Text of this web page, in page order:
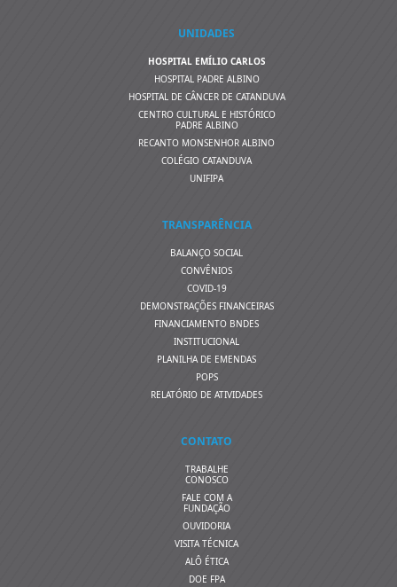
UNIDADES
HOSPITAL EMÍLIO CARLOS
HOSPITAL PADRE ALBINO
HOSPITAL DE CÂNCER DE CATANDUVA
CENTRO CULTURAL E HISTÓRICO
PADRE ALBINO
RECANTO MONSENHOR ALBINO
COLÉGIO CATANDUVA
UNIFIPA
TRANSPARÊNCIA
BALANÇO SOCIAL
CONVÊNIOS
COVID-19
DEMONSTRAÇÕES FINANCEIRAS
FINANCIAMENTO BNDES
INSTITUCIONAL
PLANILHA DE EMENDAS
POPS
RELATÓRIO DE ATIVIDADES
CONTATO
TRABALHE
CONOSCO
FALE COM A
FUNDAÇÃO
OUVIDORIA
VISITA TÉCNICA
ALÔ ÉTICA
DOE FPA